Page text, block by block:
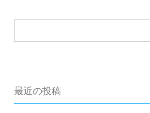
最近の投稿